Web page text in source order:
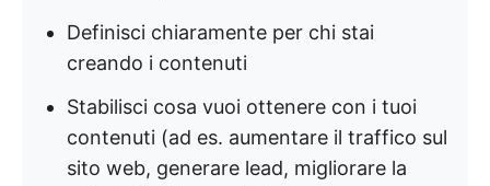
Definisci chiaramente per chi stai
creando i contenuti
Stabilisci cosa vuoi ottenere con i tuoi
contenuti (ad es. aumentare il traffico sul
sito web, generare lead, migliorare la